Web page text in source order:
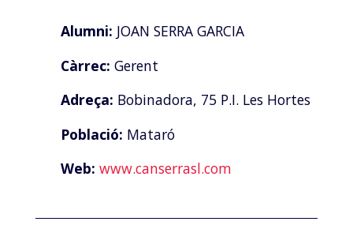
Alumni: JOAN SERRA GARCIA
Càrrec: Gerent
Adreça: Bobinadora, 75 P.I. Les Hortes
Població: Mataró
Web: www.canserrasl.com